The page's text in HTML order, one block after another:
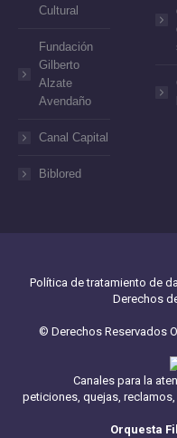
Cultural
Fundación
Gilberto
Alzate
Avendaño
Canal Capital
Biblored
Política de tratamiento de
Derechos
© Derechos Reservados
Canales para la
peticiones, quejas,
Orquesta